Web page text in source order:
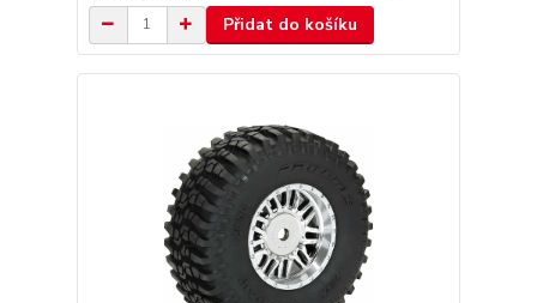
Přidat do košíku